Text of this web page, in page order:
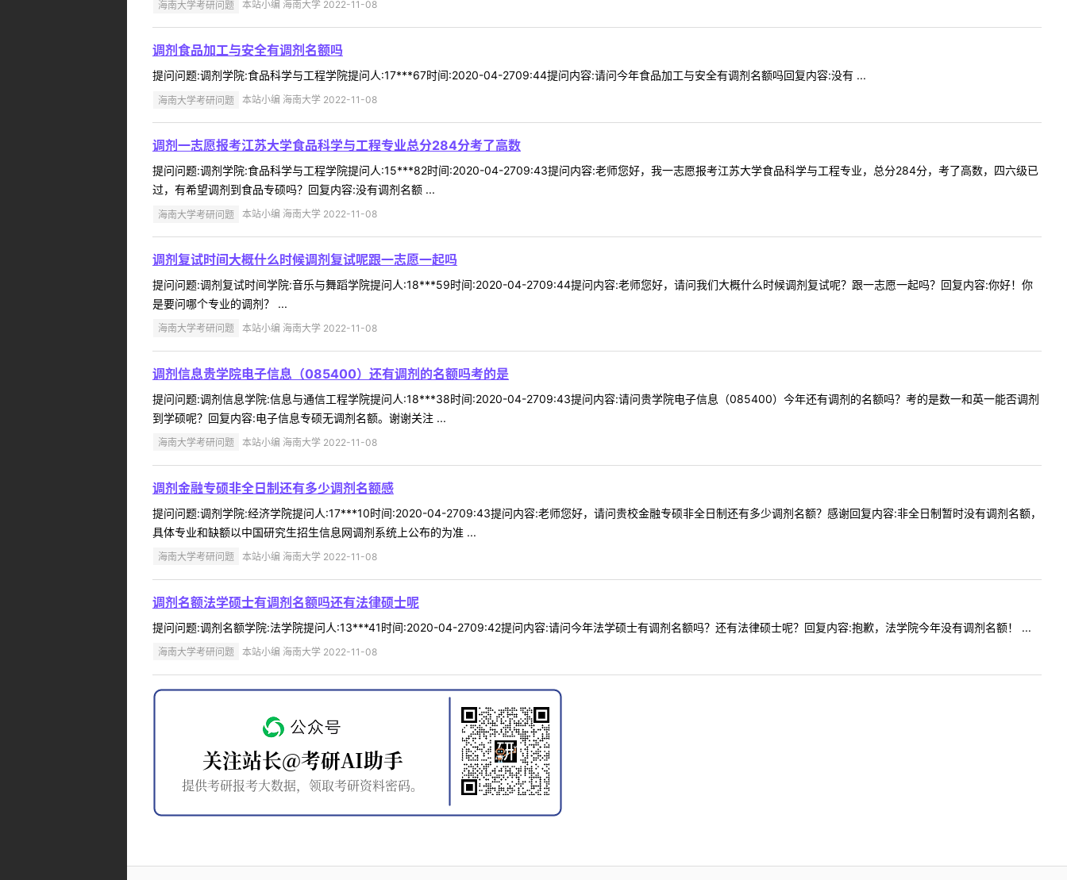
海南大学考研问题 本站小编 海南大学 2022-11-08
调剂食品加工与安全有调剂名额吗
提问问题:调剂学院:食品科学与工程学院提问人:17***67时间:2020-04-2709:44提问内容:请问今年食品加工与安全有调剂名额吗回复内容:没有 ...
海南大学考研问题 本站小编 海南大学 2022-11-08
调剂一志愿报考江苏大学食品科学与工程专业总分284分考了高数
提问问题:调剂学院:食品科学与工程学院提问人:15***82时间:2020-04-2709:43提问内容:老师您好，我一志愿报考江苏大学食品科学与工程专业，总分284分，考了高数，四六级已
过，有希望调剂到食品专硕吗？回复内容:没有调剂名额 ...
海南大学考研问题 本站小编 海南大学 2022-11-08
调剂复试时间大概什么时候调剂复试呢跟一志愿一起吗
提问问题:调剂复试时间学院:音乐与舞蹈学院提问人:18***59时间:2020-04-2709:44提问内容:老师您好，请问我们大概什么时候调剂复试呢？跟一志愿一起吗？回复内容:你好！你
是要问哪个专业的调剂？ ...
海南大学考研问题 本站小编 海南大学 2022-11-08
调剂信息贵学院电子信息（085400）还有调剂的名额吗考的是
提问问题:调剂信息学院:信息与通信工程学院提问人:18***38时间:2020-04-2709:43提问内容:请问贵学院电子信息（085400）今年还有调剂的名额吗？考的是数一和英一能否调剂
到学硕呢？回复内容:电子信息专硕无调剂名额。谢谢关注 ...
海南大学考研问题 本站小编 海南大学 2022-11-08
调剂金融专硕非全日制还有多少调剂名额感
提问问题:调剂学院:经济学院提问人:17***10时间:2020-04-2709:43提问内容:老师您好，请问贵校金融专硕非全日制还有多少调剂名额？感谢回复内容:非全日制暂时没有调剂名额，
具体专业和缺额以中国研究生招生信息网调剂系统上公布的为准 ...
海南大学考研问题 本站小编 海南大学 2022-11-08
调剂名额法学硕士有调剂名额吗还有法律硕士呢
提问问题:调剂名额学院:法学院提问人:13***41时间:2020-04-2709:42提问内容:请问今年法学硕士有调剂名额吗？还有法律硕士呢？回复内容:抱歉，法学院今年没有调剂名额！ ...
海南大学考研问题 本站小编 海南大学 2022-11-08